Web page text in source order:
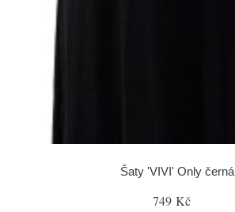
Šaty 'VIVI' Only černá
749 Kč